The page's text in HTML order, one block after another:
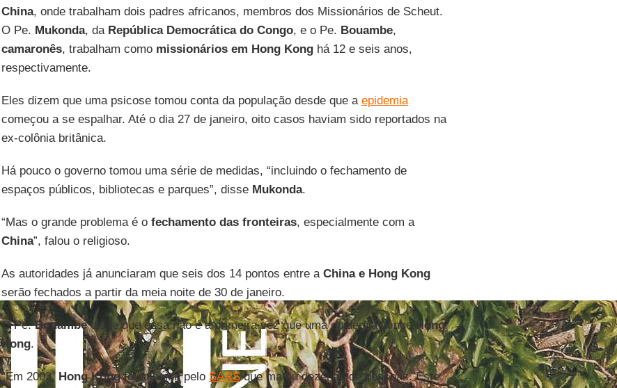
China, onde trabalham dois padres africanos, membros dos Missionários de Scheut.
O Pe. Mukonda, da República Democrática do Congo, e o Pe. Bouambe,
camaronês, trabalham como missionários em Hong Konghá 12 e seis anos,
respectivamente.
Eles dizem que uma psicose tomou conta da população desde que a epidemia
começou a se espalhar. Até o dia 27 de janeiro, oito casos haviam sido reportados na
ex-colônia britânica.
Há pouco o governo tomou uma série de medidas, “incluindo o fechamento de
espaços públicos, bibliotecas e parques”, disse Mukonda.
“Mas o grande problema é o fechamento das fronteiras, especialmente com a
China”, falou o religioso.
As autoridades já anunciaram que seis dos 14 pontos entre a China e Hong Kong
serão fechados a partir da meia noite de 30 de janeiro.
O Pe.Bouambedisse que essa não é a primeira vez que uma epidemia atingeHong
Kong.
“Em 2003, Hong Kongfoi atingida pelo SARSque matou dezenas de pessoas. Este